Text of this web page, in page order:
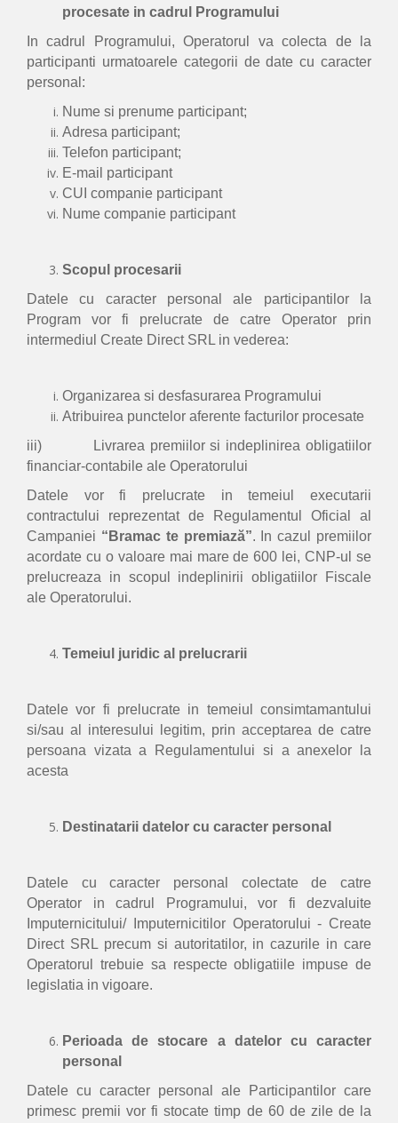
procesate in cadrul Programului
In cadrul Programului, Operatorul va colecta de la
participanti urmatoarele categorii de date cu caracter
personal:
Nume si prenume participant;
Adresa participant;
Telefon participant;
E-mail participant
CUI companie participant
Nume companie participant
Scopul procesarii
Datele cu caracter personal ale participantilor la
Program vor fi prelucrate de catre Operator prin
intermediul Create Direct SRL in vederea:
Organizarea si desfasurarea Programului
Atribuirea punctelor aferente facturilor procesate
iii) Livrarea premiilor si indeplinirea obligatiilor
financiar-contabile ale Operatorului
Datele vor fi prelucrate in temeiul executarii
contractului reprezentat de Regulamentul Oficial al
Campaniei “Bramac te premiază”. In cazul premiilor
acordate cu o valoare mai mare de 600 lei, CNP-ul se
prelucreaza in scopul indeplinirii obligatiilor Fiscale
ale Operatorului.
Temeiul juridic al prelucrarii
Datele vor fi prelucrate in temeiul consimtamantului
si/sau al interesului legitim, prin acceptarea de catre
persoana vizata a Regulamentului si a anexelor la
acesta
Destinatarii datelor cu caracter personal
Datele cu caracter personal colectate de catre
Operator in cadrul Programului, vor fi dezvaluite
Imputernicitului/ Imputernicitilor Operatorului - Create
Direct SRL precum si autoritatilor, in cazurile in care
Operatorul trebuie sa respecte obligatiile impuse de
legislatia in vigoare.
Perioada de stocare a datelor cu caracter
personal
Datele cu caracter personal ale Participantilor care
primesc premii vor fi stocate timp de 60 de zile de la